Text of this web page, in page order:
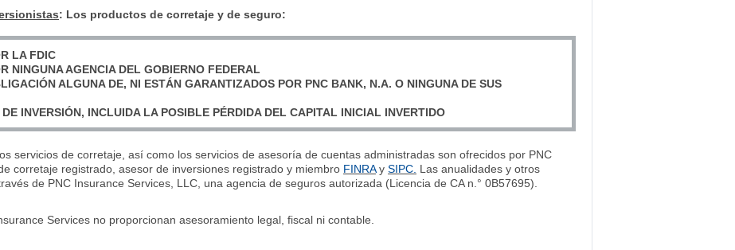
: Los productos de corretaje y de seguro:
LA FDIC
NINGUNA AGENCIA DEL GOBIERNO FEDERAL
ALGUNA DE, NI ESTÁN GARANTIZADOS POR PNC BANK, N.A. O NINGUNA DE SUS
INVERSIÓN, INCLUIDA LA POSIBLE PÉRDIDA DEL CAPITAL INICIAL INVERTIDO
servicios de corretaje, así como los servicios de asesoría de cuentas administradas son ofrecidos por PNC
corretaje registrado, asesor de inversiones registrado y miembro FINRAy SIPC. Las anualidades y otros
de PNC Insurance Services, LLC, una agencia de seguros autorizada (Licencia de CA n.° 0B57695).
Services no proporcionan asesoramiento legal, fiscal ni contable.